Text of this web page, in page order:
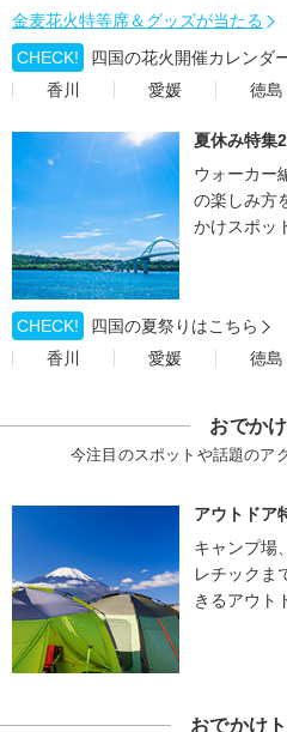
金麦花火特等席＆グッズが当たる
CHECK!
四国の花火開催カレンダ
香川
愛媛 徳島
夏休み特集
ウォーカー
の楽しみ方
かけスポッ
CHECK!
四国の夏祭りはこちら
香川
愛媛 徳島
おでか
今注目のスポットや話題のア
アウトドア
キャンプ場
レチックま
きるアウト
おでかけ